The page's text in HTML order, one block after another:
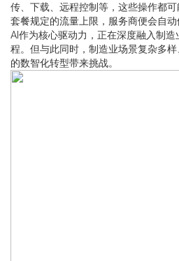
传、下载、远程控制等，这些操作都
套餐规定的流量上限，服务商便会自动
AI作为核心驱动力，正在深度融入制
程。但与此同时，制造业场景复杂多
的数智化转型带来挑战。